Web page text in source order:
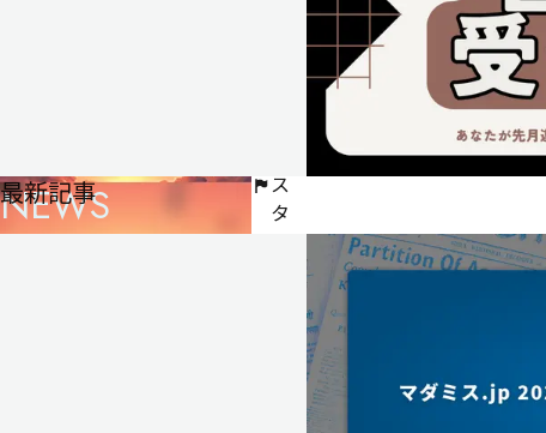
ス
タ
NEWS
最新記事